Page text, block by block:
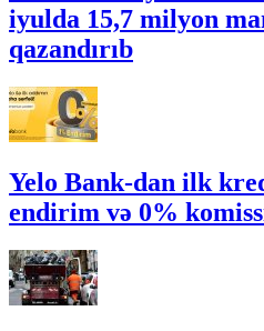
iyulda 15,7 milyon
qazandırıb
Yelo Bank-dan ilk
endirim və 0%